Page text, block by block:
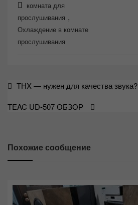
комната для
прослушивания ,
Охлаждение в комнате
прослушивания
Навигация
записям
THX — нужен для качества звука?
TEAC UD-507 ОБЗОР
Похожие сообщение